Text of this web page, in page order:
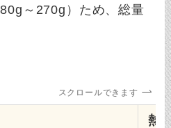
～270g）ため、総量
スクロールできます
熱